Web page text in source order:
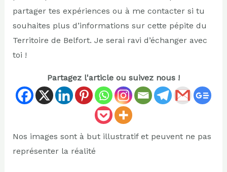
partager tes expériences ou à me contacter si tu
souhaites plus d’informations sur cette pépite du
Territoire de Belfort. Je serai ravi d’échanger avec
toi !
Partagez l'article ou suivez nous !
Nos images sont à but illustratif et peuvent ne pas
représenter la réalité